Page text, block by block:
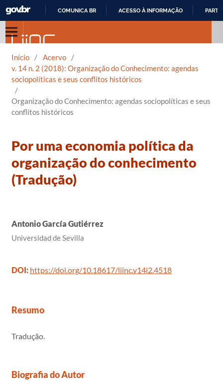
COMUNICA BR ACESSO À INFORMAÇÃO
Início / Acervo
/
v. 14 n. 2 (2018): Organização do Conhecimento: agendas
sociopolíticas e seus conflitos históricos
/
Organização do Conhecimento: agendas sociopolíticas e seus
conflitos históricos
Por uma economia política da
organização do conhecimento
(Tradução)
Antonio García Gutiérrez
Universidad de Sevilla
DOI: https://doi.org/10.18617/liinc.v14i2.4518
Resumo
Tradução.
Biografia do Autor